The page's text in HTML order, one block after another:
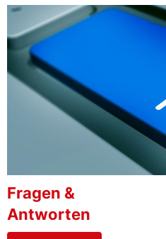
Fragen &
Antworten